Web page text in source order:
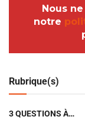
Nous
notre
Rubrique(s)
3 QUESTIONS À…